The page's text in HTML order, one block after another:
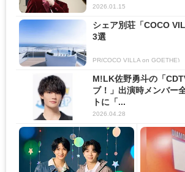
2026.01.15
シェア別荘「COCO
3選
PR(COCO VILLA on GOETHE)
M!LK佐野勇斗の「
ブ！」出演時メンバー
トに「...
2026.04.28